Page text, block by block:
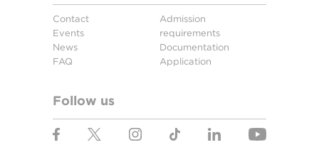
Contact
Events
News
FAQ
Admission
requirements
Documentation
Application
Follow us